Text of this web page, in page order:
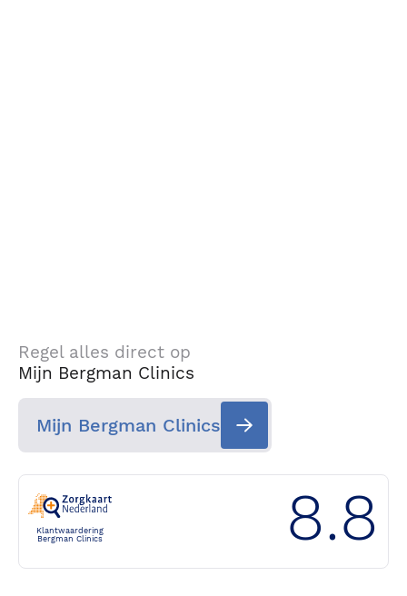
Regel alles direct op
Mijn Bergman Clinics
Mijn Bergman Clinics
Klantwaardering
Bergman Clinics
8.8